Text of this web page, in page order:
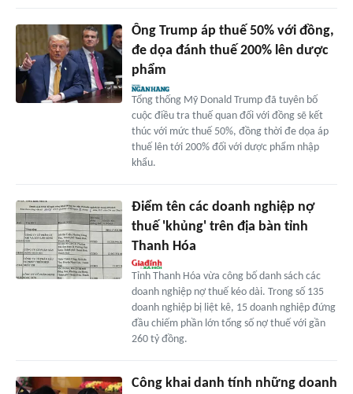
Ông Trump áp thuế 50% với đồng,
đe dọa đánh thuế 200% lên dược
phẩm
Tổng thống Mỹ Donald Trump đã tuyên bố
cuộc điều tra thuế quan đối với đồng sẽ kết
thúc với mức thuế 50%, đồng thời đe dọa áp
thuế lên tới 200% đối với dược phẩm nhập
khẩu.
Điểm tên các doanh nghiệp nợ
thuế 'khủng' trên địa bàn tỉnh
Thanh Hóa
Tỉnh Thanh Hóa vừa công bố danh sách các
doanh nghiệp nợ thuế kéo dài. Trong số 135
doanh nghiệp bị liệt kê, 15 doanh nghiệp đứng
đầu chiếm phần lớn tổng số nợ thuế với gần
260 tỷ đồng.
Công khai danh tính những doanh